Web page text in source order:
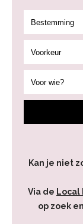
Kan je niet
Via de Local
op zoek